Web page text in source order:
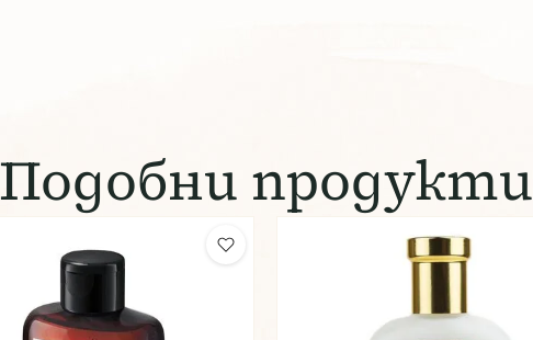
Подобни продукти